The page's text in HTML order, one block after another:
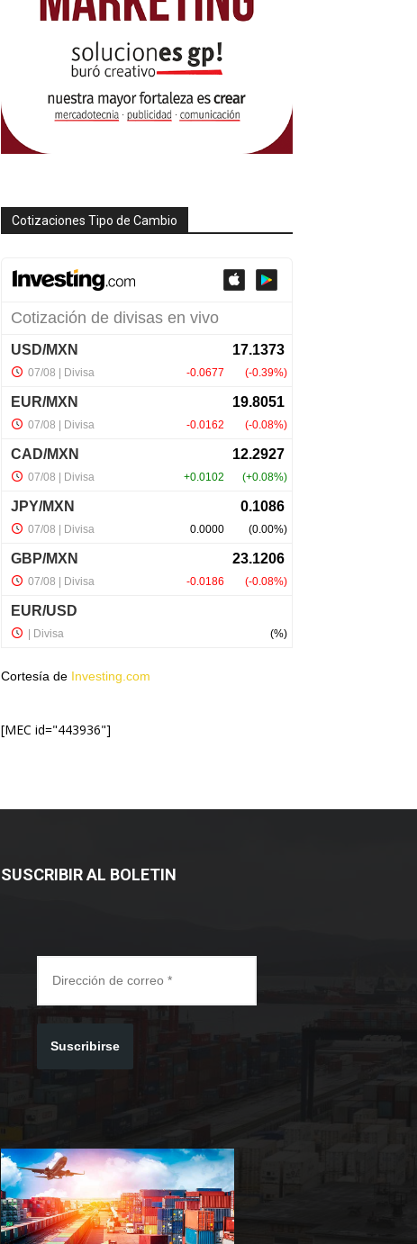
Cotizaciones Tipo de Cambio
Cortesía de Investing.com
[MEC id="443936"]
SUSCRIBIR AL BOLETIN
Suscribirse